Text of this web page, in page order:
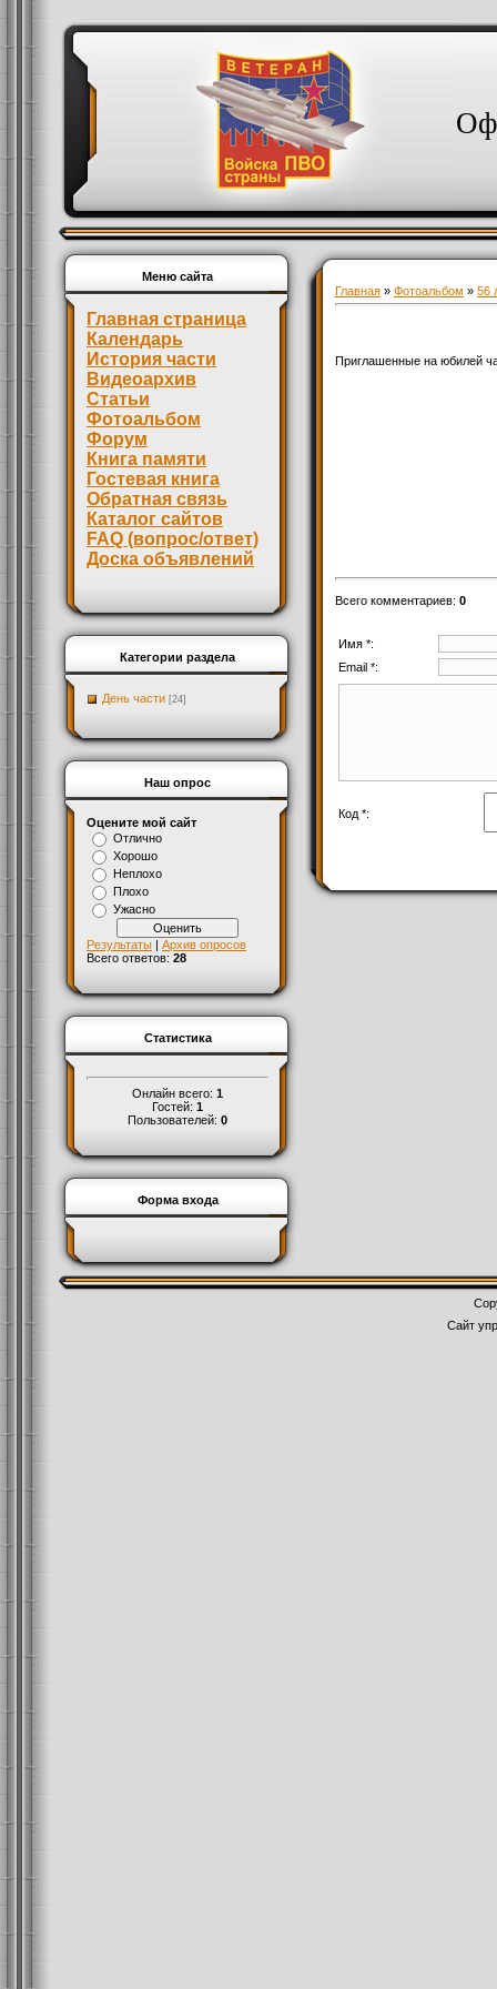
Меню сайта
Главная страница
Календарь
История части
Видеоархив
Статьи
Фотоальбом
Форум
Книга памяти
Гостевая книга
Обратная связь
Каталог сайтов
FAQ (вопрос/ответ)
Доска объявлений
Категории раздела
День части [24]
Наш опрос
Оцените мой сайт
Отлично
Хорошо
Неплохо
Плохо
Ужасно
Результаты | Архив опросов
Всего ответов: 28
Статистика
Онлайн всего: 1
Гостей: 1
Пользователей: 0
Форма входа
Главная » Фотоальбом » 56
Приглашенные на юбилей
Всего комментариев: 0
Имя *:
Email *:
Код *:
Сайт